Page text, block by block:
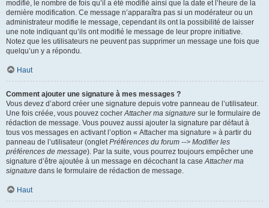
modifié, le nombre de fois qu’il a été modifié ainsi que la date et l’heure de la
dernière modification. Ce message n’apparaîtra pas si un modérateur ou un
administrateur modifie le message, cependant ils ont la possibilité de laisser
une note indiquant qu’ils ont modifié le message de leur propre initiative.
Notez que les utilisateurs ne peuvent pas supprimer un message une fois que
quelqu’un y a répondu.
Haut
Comment ajouter une signature à mes messages ?
Vous devez d’abord créer une signature depuis votre panneau de l’utilisateur.
Une fois créée, vous pouvez cocherAttacher ma signature sur le formulaire de
rédaction de message. Vous pouvez aussi ajouter la signature par défaut à
tous vos messages en activant l’option « Attacher ma signature » à partir du
panneau de l’utilisateur (ongletPréférences du forum --> Modifier les
préférences de message). Par la suite, vous pourrez toujours empêcher une
signature d’être ajoutée à un message en décochant la caseAttacher ma
signature dans le formulaire de rédaction de message.
Haut